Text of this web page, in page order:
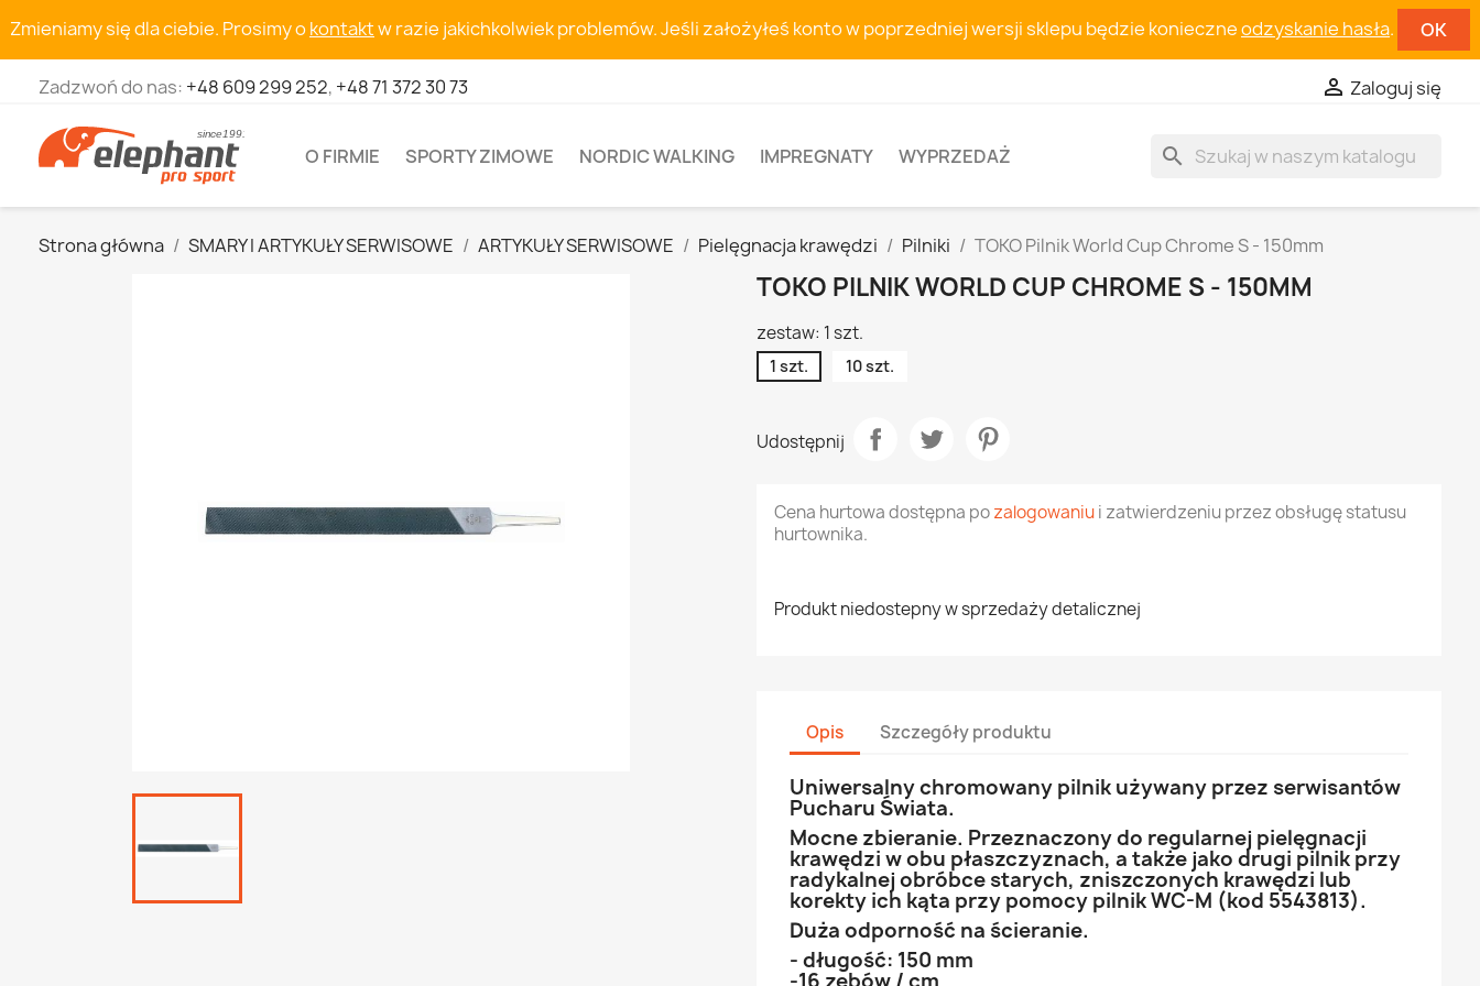
Zmieniamy się dla ciebie. Prosimy okontaktw razie jakichkolwiek problemów. Jeśli założyłeś konto w poprzedniej wersji sklepu będzie konieczneodzyskanie hasła. OK
Zadzwoń do nas: +48 609 299 252, +48 71 372 30 73  Zaloguj się
O FIRMIE SPORTY ZIMOWE NORDIC WALKING IMPREGNATY WYPRZEDAŻ search
Strona główna SMARY I ARTYKUŁY SERWISOWE ARTYKUŁY SERWISOWE Pielęgnacja krawędzi Pilniki TOKO Pilnik World Cup Chrome S - 150mm
TOKO PILNIK WORLD CUP CHROME S - 150MM
zestaw: 1 szt.
1 szt. 10 szt.
Udostępnij
Cena hurtowa dostępna pozalogowaniui zatwierdzeniu przez obsługę statusu
hurtownika.
Produkt niedostepny w sprzedaży detalicznej
Opis Szczegóły produktu
Uniwersalny chromowany pilnik używany przez serwisantów
Pucharu Świata.
Mocne zbieranie. Przeznaczony do regularnej pielęgnacji
krawędzi w obu płaszczyznach, a także jako drugi pilnik przy
radykalnej obróbce starych, zniszczonych krawędzi lub
korekty ich kąta przy pomocy pilnik WC-M (kod 5543813).
Duża odporność na ścieranie.
- długość: 150 mm